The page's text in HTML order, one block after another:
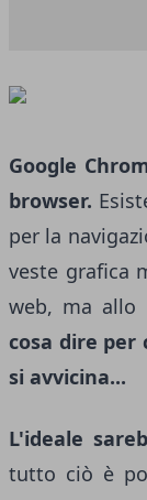
Google
browser.
per la
veste grafica
web, ma allo
cosa dire per
si avvicina...
L'ideale
tutto ciò è